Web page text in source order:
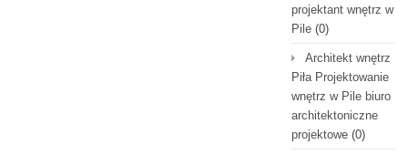
projektant wnętrz w
Pile (0)
Architekt wnętrz
Piła Projektowanie
wnętrz w Pile biuro
architektoniczne
projektowe (0)